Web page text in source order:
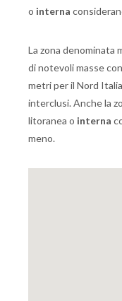
o interna
La zona denominata
di notevoli masse
metri per il Nord
interclusi. Anche la
litoranea o interna
meno.